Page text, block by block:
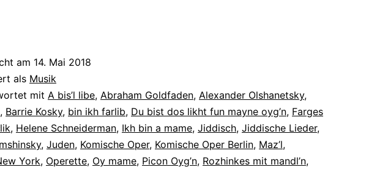
am 14. Mai 2018
als Musik
mit A bis’l libe, Abraham Goldfaden, Alexander Olshanetsky,
, Barrie Kosky, bin ikh farlib, Du bist dos likht fun mayne oyg’n, Farges
, Helene Schneiderman, Ikh bin a mame, Jiddisch, Jiddische Lieder,
, Juden, Komische Oper, Komische Oper Berlin, Maz’l,
York, Operette, Oy mame, Picon Oyg’n, Rozhinkes mit mandl’n,